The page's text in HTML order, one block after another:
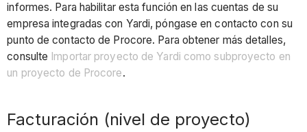
informes. Para habilitar esta función en las cuentas de su
empresa integradas con Yardi, póngase en contacto con su
punto de contacto de Procore. Para obtener más detalles,
consulte Importar proyecto de Yardi como subproyecto en
un proyecto de Procore.
Facturación (nivel de proyecto)